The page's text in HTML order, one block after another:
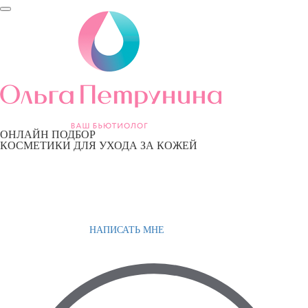
ОНЛАЙН ПОДБОР
КОСМЕТИКИ ДЛЯ УХОДА ЗА КОЖЕЙ
НАПИСАТЬ МНЕ